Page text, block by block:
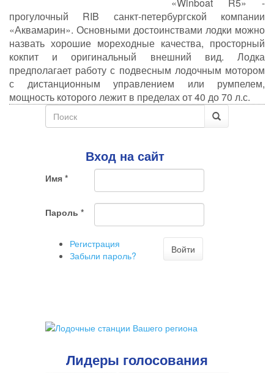
прогулочный RIB санкт-петербургской компании
«Аквамарин». Основными достоинствами лодки можно
назвать хорошие мореходные качества, просторный
кокпит и оригинальный внешний вид. Лодка
предполагает работу с подвесным лодочным мотором
с дистанционным управлением или румпелем,
мощность которого лежит в пределах от 40 до 70 л.с.
Форма
поиска
Вход на сайт
Имя *
Пароль *
Регистрация
Забыли пароль?
Войти
Лидеры голосования